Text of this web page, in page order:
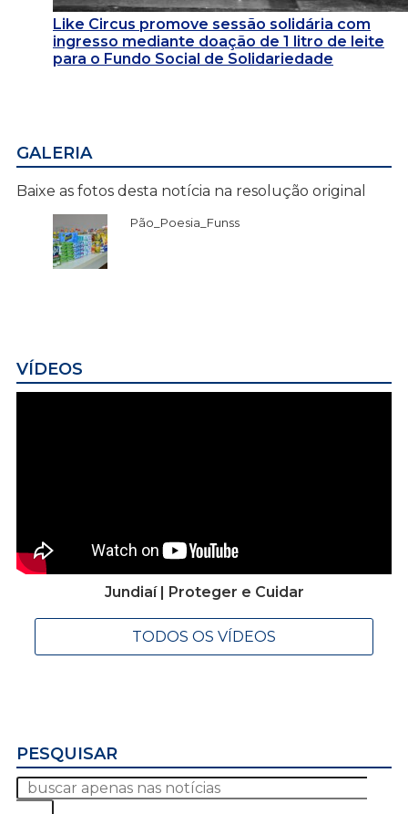
Like Circus promove sessão solidária com
ingresso mediante doação de 1 litro de leite
para o Fundo Social de Solidariedade
GALERIA
Baixe as fotos desta notícia na resolução original
Pão_Poesia_Funss
VÍDEOS
Jundiaí | Proteger e Cuidar
TODOS OS VÍDEOS
PESQUISAR